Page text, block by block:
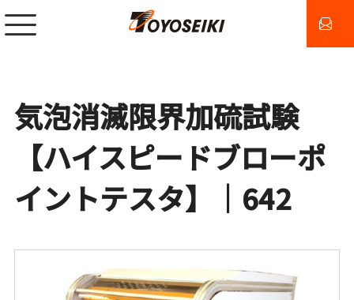
気泡消滅限界加硫試験
【ハイスピードブローポ
イントテスタ】｜642